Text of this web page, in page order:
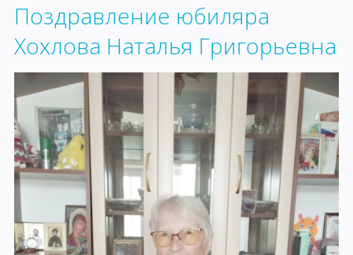
Поздравление юбиляра
Хохлова Наталья Григорьевна